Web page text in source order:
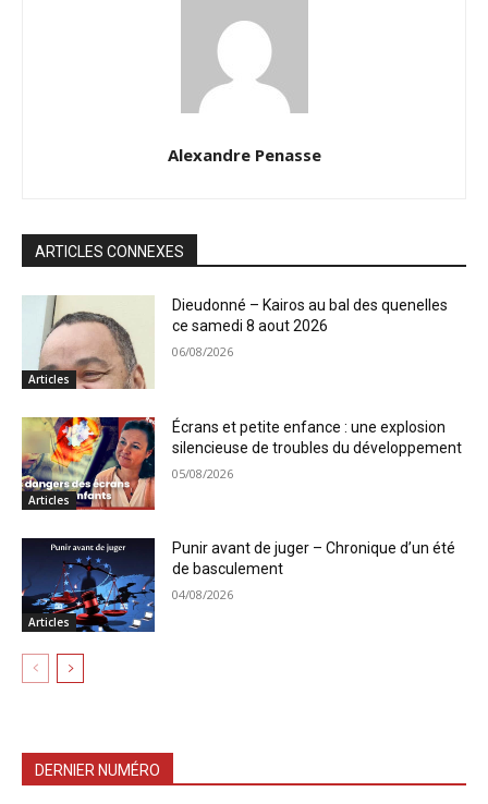
Alexandre Penasse
ARTICLES CONNEXES
Articles
Dieudonné – Kairos au bal des quenelles
ce samedi 8 aout 2026
06/08/2026
Articles
Écrans et petite enfance : une explosion
silencieuse de troubles du développement
05/08/2026
Articles
Punir avant de juger – Chronique d’un été
de basculement
04/08/2026
DERNIER NUMÉRO